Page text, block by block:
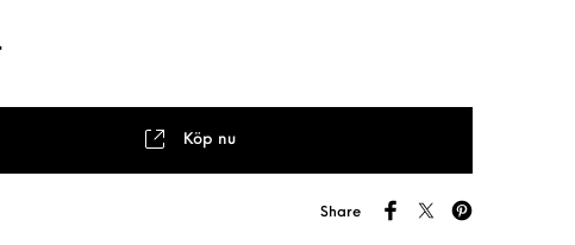
Köp nu
Share